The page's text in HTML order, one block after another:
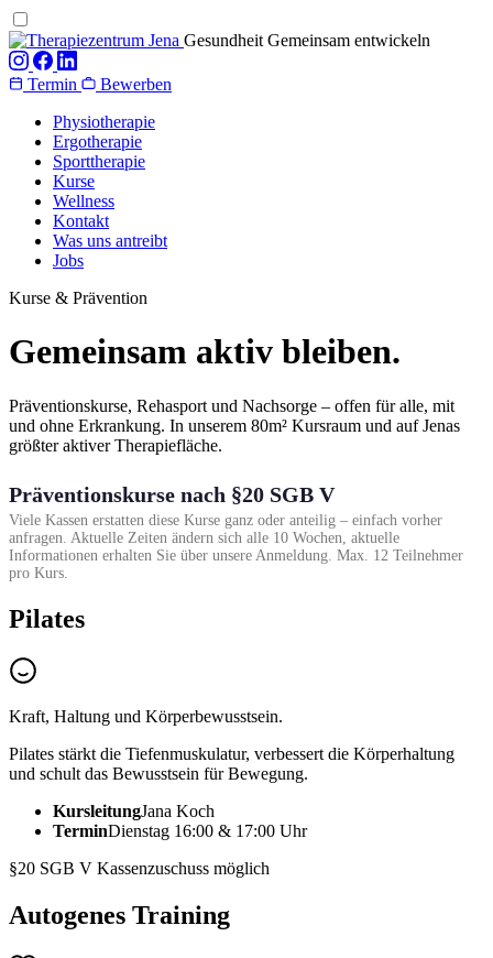
Gesundheit Gemeinsam entwickeln
Termin
Bewerben
Physiotherapie
Ergotherapie
Sporttherapie
Kurse
Wellness
Kontakt
Was uns antreibt
Jobs
Kurse & Prävention
Gemeinsam aktiv bleiben.
Präventionskurse, Rehasport und Nachsorge – offen für alle, mit
und ohne Erkrankung. In unserem 80m² Kursraum und auf Jenas
größter aktiver Therapiefläche.
Präventionskurse nach §20 SGB V
Viele Kassen erstatten diese Kurse ganz oder anteilig – einfach vorher
anfragen. Aktuelle Zeiten ändern sich alle 10 Wochen, aktuelle
Informationen erhalten Sie über unsere Anmeldung. Max. 12 Teilnehmer
pro Kurs.
Pilates
Kraft, Haltung und Körperbewusstsein.
Pilates stärkt die Tiefenmuskulatur, verbessert die Körperhaltung
und schult das Bewusstsein für Bewegung.
KursleitungJana Koch
TerminDienstag 16:00 & 17:00 Uhr
§20 SGB V Kassenzuschuss möglich
Autogenes Training